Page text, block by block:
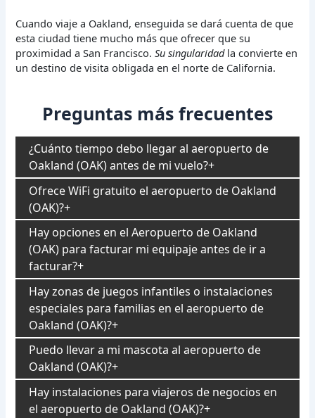
Cuando viaje a Oakland, enseguida se dará cuenta de que
esta ciudad tiene mucho más que ofrecer que su
proximidad a San Francisco.Su singularidadla convierte en
un destino de visita obligada en el norte de California.
Preguntas más frecuentes
¿Cuánto tiempo debo llegar al aeropuerto de
Oakland (OAK) antes de mi vuelo?
Ofrece WiFi gratuito el aeropuerto de Oakland
(OAK)?
Hay opciones en el Aeropuerto de Oakland
(OAK) para facturar mi equipaje antes de ir a
facturar?
Hay zonas de juegos infantiles o instalaciones
especiales para familias en el aeropuerto de
Oakland (OAK)?
Puedo llevar a mi mascota al aeropuerto de
Oakland (OAK)?
Hay instalaciones para viajeros de negocios en
el aeropuerto de Oakland (OAK)?